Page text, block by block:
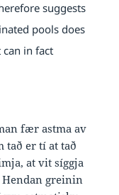
suggests
pools does
in fact
fær astma av
tað er tí at tað
at vit síggja
greinin